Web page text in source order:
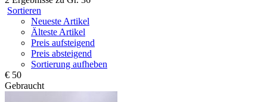
Sortieren
Neueste Artikel
Älteste Artikel
Preis aufsteigend
Preis absteigend
Sortierung aufheben
€ 50
Gebraucht